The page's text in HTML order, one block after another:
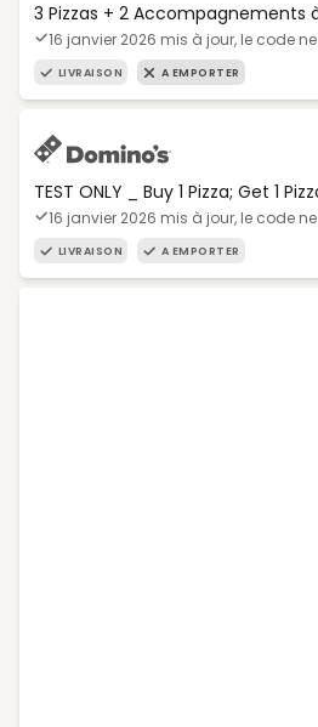
3 Pizzas + 2 Accompagnements
16 janvier 2026 mis à jour, le code
LIVRAISON A EMPORTER
TEST ONLY _ Buy 1 Pizza; Get 1
16 janvier 2026 mis à jour, le code
LIVRAISON A EMPORTER